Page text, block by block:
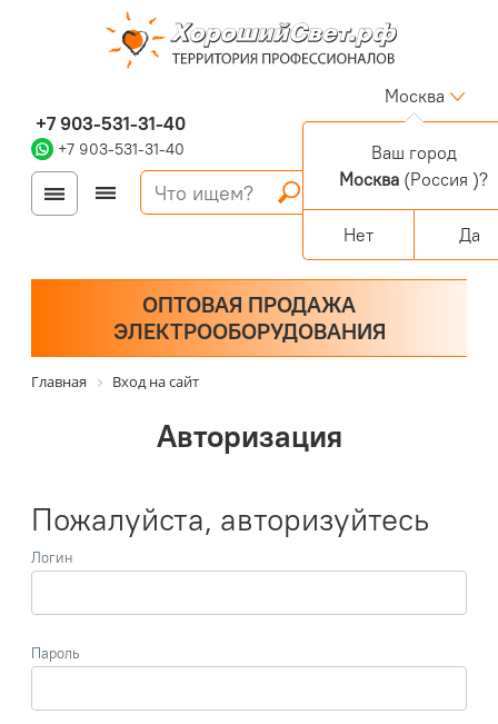
+7 903-531-31-40
+7 903-531-31-40
Москва
Войти
Регистрация
Корзина
0 позиций
Персональный раздел
ОПТОВАЯ ПРОДАЖА
ЭЛЕКТРООБОРУДОВАНИЯ
Главная Вход на сайт
Авторизация
Пожалуйста, авторизуйтесь
Логин
Пароль
Ваш город
Москва (Россия )?
Нет Да